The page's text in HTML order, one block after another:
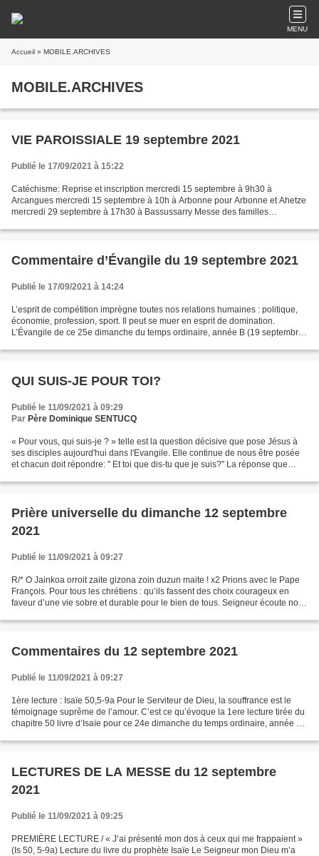
MENU
Accueil » MOBILE.ARCHIVES
MOBILE.ARCHIVES
VIE PAROISSIALE 19 septembre 2021
Publié le 17/09/2021 à 15:22
Catéchisme: Reprise et inscription mercredi 15 septembre à 9h30 à
Arcangues mercredi 15 septembre à 10h à Arbonne pour Arbonne et Ahetze
mercredi 29 septembre à 17h30 à Bassussarry Messe des familles
Commentaire d’Évangile du 19 septembre 2021
Publié le 17/09/2021 à 14:24
L’esprit de compétition imprègne toutes nos relations humaines : politique,
économie, profession, sport. Il peut se muer en esprit de domination.
L’Évangile de ce 25e dimanche du temps ordinaire, année B (19 septembre
QUI SUIS-JE POUR TOI?
Publié le 11/09/2021 à 09:29
Par Père Dominique SENTUCQ
« Pour vous, qui suis-je ? » telle est la question décisive que pose Jésus à
ses disciples aujourd'hui dans l'Evangile. Elle continue de nous être posée
et chacun doit répondre: " Et toi que dis-tu que je suis?" La réponse que
Prière universelle du dimanche 12 septembre
2021
Publié le 11/09/2021 à 09:27
R/* O Jainkoa orroit zaite gizona zoin duzun maite ! x2 Prions avec le Pape
François. Pour tous les chrétiens : qu’ils fassent des choix courageux en
faveur d’une vie sobre et durable pour le bien de tous. Seigneur écoute nos
Commentaires du 12 septembre 2021
Publié le 11/09/2021 à 09:27
1ère lecture : Isaïe 50,5-9a Pour le Serviteur de Dieu, la souffrance est le
témoignage suprême de l’amour. C’est ce qu’évoque la 1ere lecture tirée du
chapitre 50 livre d’Isaïe pour ce 24e dimanche du temps ordinaire, année B
LECTURES DE LA MESSE du 12 septembre
2021
Publié le 11/09/2021 à 09:25
PREMIÈRE LECTURE / « J’ai présenté mon dos à ceux qui me frappaient »
(Is 50, 5-9a) Lecture du livre du prophète Isaïe Le Seigneur mon Dieu m’a